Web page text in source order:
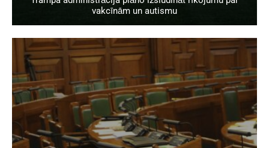
vakcīnām un autismu